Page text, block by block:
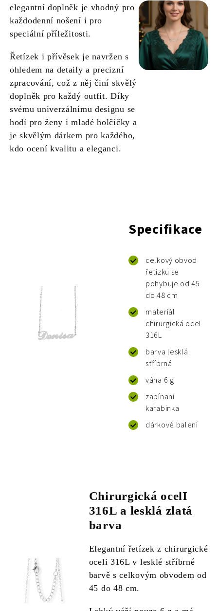
elegantní doplněk je vhodný pro
každodenní nošení i pro
speciální příležitosti.
Řetízek i přívěsek je navržen s
ohledem na detaily a precizní
zpracování, což z něj činí skvělý
doplněk pro každý outfit. Díky
svému univerzálnímu designu se
hodí pro ženy i mladé holčičky a
je skvělým dárkem pro každého,
kdo ocení kvalitu a eleganci.
Specifikace
celkový obvod
řetízku se
pohybuje od 45
do 48 cm
materiál
chirurgická ocel
316L
barva lesklá
stříbrná
váha 6 g
zapínaní
karabinka
dárkové balení
Chirurgická ocelI
316L a lesklá zlatá
barva
Elegantní řetízek z chirurgické
oceli 316L v lesklé stříbrné
barvě s celkovým obvodem od
45 do 48 cm.